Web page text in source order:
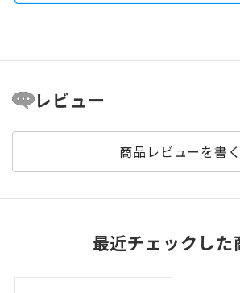
レビュー
商品レビューを書く
最近チェックした